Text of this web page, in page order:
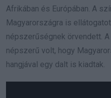
Afrikában és Európában. A
Magyarországra is
népszerűségnek örvendett.
népszerű volt, hogy
hangjával egy dalt is kiadtak.